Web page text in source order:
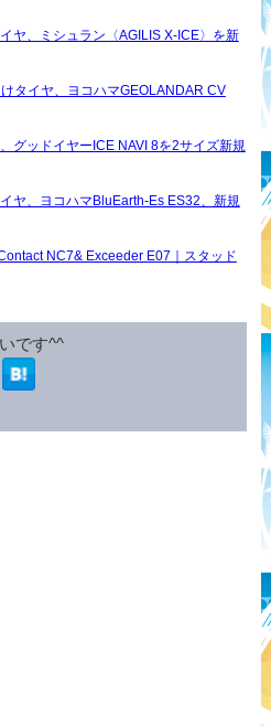
ヤ、ミシュラン〈AGILIS X-ICE〉を新
タイヤ、ヨコハマGEOLANDAR CV
グッドイヤーICE NAVI 8を2サイズ新規
ヤ、ヨコハマBluEarth-Es ES32、新規
NC7& Exceeder E07｜スタッド
です^^